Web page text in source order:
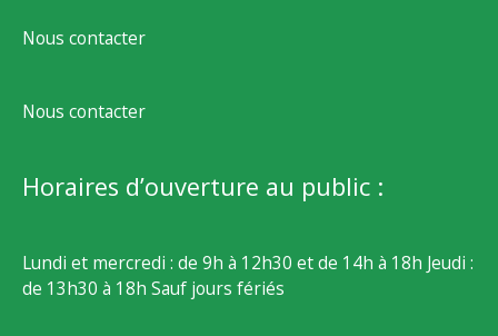
Nous contacter
Nous contacter
Horaires d’ouverture au public :
Lundi et mercredi : de 9h à 12h30 et de 14h à 18h Jeudi :
de 13h30 à 18h Sauf jours fériés